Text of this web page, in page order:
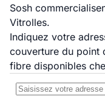
Sosh
Vitrolles.
Indiquez votre
couverture du point
fibre disponibles